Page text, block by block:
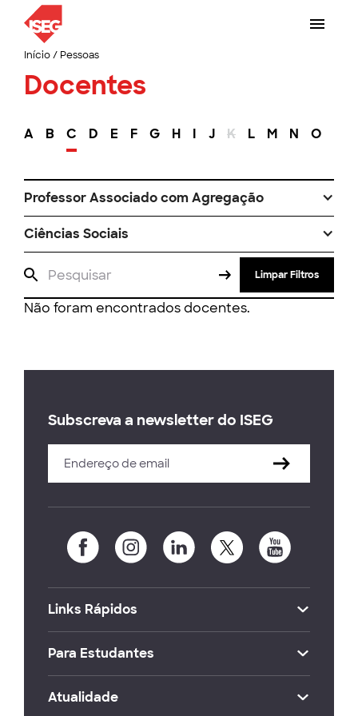
Início/ Pessoas
Docentes
A B C D E F G H I J K L M N O
Professor Associado com Agregação
Ciências Sociais
Limpar Filtros
Não foram encontrados docentes.
Subscreva a newsletter do ISEG
Links Rápidos
Para Estudantes
Atualidade